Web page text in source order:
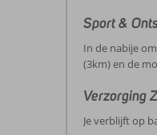
Sport &
In de nabije
(3km) en de
Verzorging
Je verblijft op